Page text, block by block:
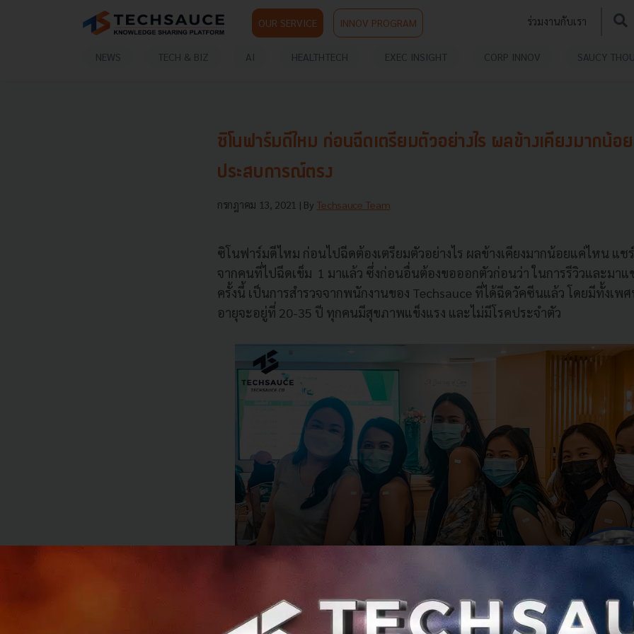
OUR SERVICE INNOV PROGRAM ร่วมงานกับเรา
NEWS TECH & BIZ AI HEALTHTECH EXEC INSIGHT CORP INNOV SAUCY
ซิโนฟาร์มดีไหม ก่อนฉีดเตรียมตัวอย่างไร ผลข้างเคียงมากน้อ
ประสบการณ์ตรง
กรกฎาคม 13, 2021 | By Techsauce Team
ซิโนฟาร์มดีไหม ก่อนไปฉีดต้องเตรียมตัวอย่างไร ผลข้างเคียงมากน้อยแค่ไหน แ
จากคนที่ไปฉีดเข็ม 1 มาแล้ว ซึ่งก่อนอื่นต้องขอออกตัวก่อนว่า ในการรีวิวและมา
ครั้งนี้ เป็นการสำรวจจากพนักงานของ Techsauce ที่ได้ฉีดวัคซีนแล้ว โดยมีทั้งเพ
อายุจะอยู่ที่ 20-35 ปี ทุกคนมีสุขภาพแข็งแรง และไม่มีโรคประจำตัว